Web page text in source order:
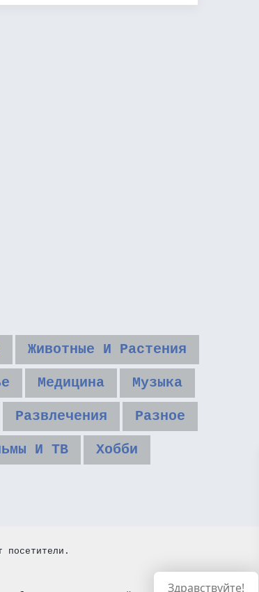
Животные И Растения
Медицина Музыка
Развлечения Разное
И ТВ Хобби
посетители.
Здравствуйте!